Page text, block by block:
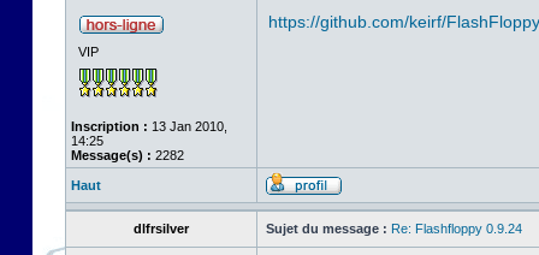
VIP
Inscription : 13 Jan 2010,
14:25
Message(s) : 2282
https://github.com/keirf/
Haut
dlfrsilver Sujet du message : Re: Flashfloppy 0.9.24